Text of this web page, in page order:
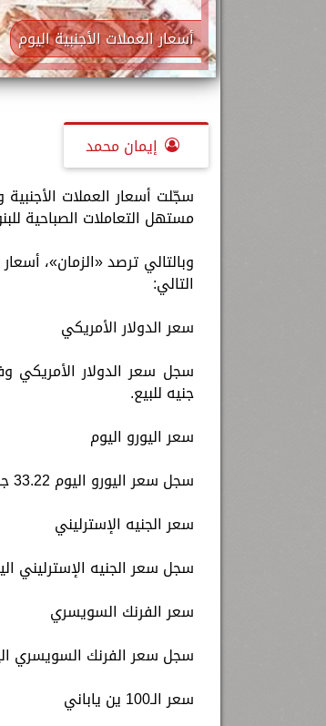
أسعار العملات الأجنبية اليوم
إيمان محمد
مستهل التعاملات الصباحية للبنوك وشركات
التالي:
سعر الدولار الأمريكي
جنيه للبيع.
سعر اليورو اليوم
سجل سعر اليورو اليوم 33.22 جنيه للشراء، و33.68 جنيه للبيع.
سعر الجنيه الإسترليني
سجل سعر الجنيه الإسترليني اليوم 38.83 جنيه للشراء، و39.33
سعر الفرنك السويسري
سجل سعر الفرنك السويسري اليوم 33.95 جنيه للشراء، و34.49
سعر الـ100 ين ياباني